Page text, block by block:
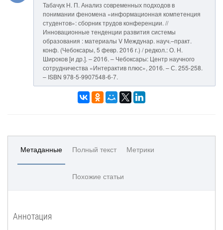
Табачук Н. П. Анализ современных подходов в
понимании феномена «информационная компетенция
студентов»: сборник трудов конференции. //
Инновационные тенденции развития системы
образования : материалы V Междунар. науч.–практ.
конф. (Чебоксары, 5 февр. 2016 г.) / редкол.: О. Н.
Широков [и др.]. – 2016. – Чебоксары: Центр научного
сотрудничества «Интерактив плюс», 2016. – С. 255-258.
– ISBN 978-5-9907548-6-7.
Метаданные Полный текст Метрики
Похожие статьи
Аннотация